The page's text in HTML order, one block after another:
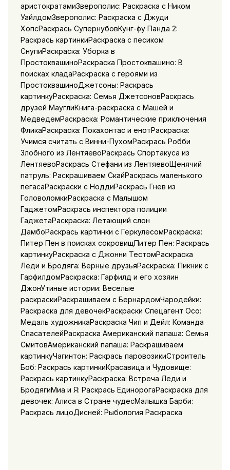
аристократамиЗверополис: Раскраска с Ником
УайлдомЗверополис: Раскраска с Джуди
ХопсРаскрась СупернубовКунг-фу Панда 2:
Раскрась картинкиРаскраска с песиком
СнупиРаскраска: Уборка в
ПростоквашиноРаскраска Простоквашино: В
поисках кладаРаскраска с героями из
ПростоквашиноДжетсоны: Раскрась
картинкуРаскраска: Семья ДжетсоновРаскрась
друзей МауглиКнига-раскраска с Машей и
МедведемРаскраска: Романтические приключения
ФликаРаскраска: Покахонтас и енотРаскраска:
Учимся считать с Винни-ПухомРаскрась Робби
Злобного из ЛентяевоРаскрась Спортакуса из
ЛентяевоРаскрась Стефани из ЛентяевоЩенячий
патруль: Раскрашиваем СкайРаскрась маленького
пегасаРаскраски с НоддиРаскрась Гнев из
ГоловоломкиРаскраска с Малышом
ГаджетомРаскрась инспектора полиции
ГаджетаРаскраска: Летающий слон
ДамбоРаскрась картинки с ГеркулесомРаскраска:
Питер Пен в поисках сокровищПитер Пен: Раскрась
картинкуРаскраска с Джонни ТестомРаскраска
Леди и Бродяга: Верные друзьяРаскраска: Пикник с
ГарфилдомРаскраска: Гарфилд и его хозяин
ДжонУтиные истории: Веселые
раскраскиРаскрашиваем с БернардомЧародейки:
Раскраска для девочекРаскраски Спецагент Осо:
Медаль художникаРаскраска Чип и Дейл: Команда
СпасателейРаскраска Американский папаша: Семья
СмитовАмериканский папаша: Раскрашиваем
картинкуЧагинтон: Раскрась паровозикиСтроитель
Боб: Раскрась картинкиКрасавица и Чудовище:
Раскрась картинкуРаскраска: Встреча Леди и
БродягиМиа и Я: Раскрась ЕдинорогаРаскраска для
девочек: Алиса в Стране чудесМалышка Барби:
Раскрась лицоДисней: Рыбология Раскраска